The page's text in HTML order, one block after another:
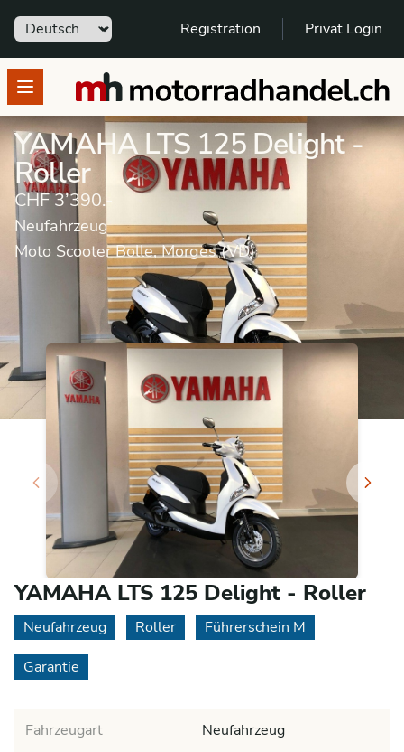
Sprache Registration Privat Login
Open menumotorradhandel.ch
YAMAHA LTS 125 Delight -
Roller
CHF 3’390.-
Neufahrzeug
Moto Scooter Bolle, Morges (VD)
Neufahrzeug Roller YAMAHA Delight 125
YAMAHA LTS 125 Delight - Roller
Neufahrzeug Roller
Führerschein M
Garantie
Fahrzeugart Neufahrzeug